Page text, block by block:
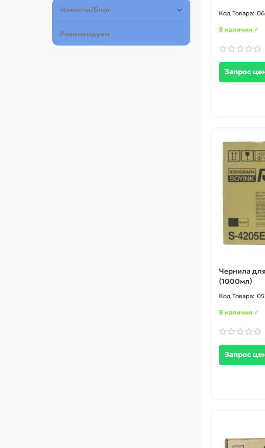
Новости/Блог
Рекомендуем В наличии ✓
Запрос
Чернила
(1000мл)
В наличии ✓
Запрос